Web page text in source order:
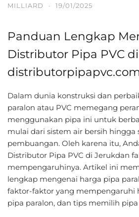
MILLIARD
· 19/01/2025
Panduan Lengkap
Distributor Pipa PVC
Dalam dunia konstruksi dan
paralon atau PVC memegang
menggunakan pipa ini untuk
mulai dari sistem air bersih hingga
pembuangan. Oleh karena itu,
Distributor Pipa PVC di Jerukdan
mempengaruhinya. Artikel ini
lengkap mengenai harga pipa
faktor-faktor yang mempengaruhi
pipa paralon, dan tips memilih